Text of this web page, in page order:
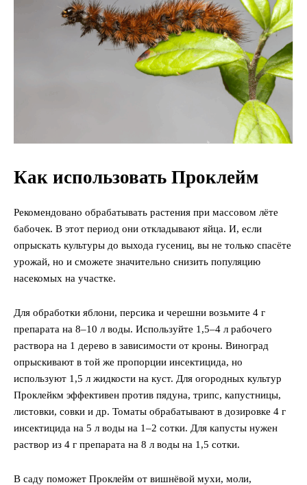
Как использовать Проклейм
Рекомендовано обрабатывать растения при массовом лёте
бабочек. В этот период они откладывают яйца. И, если
опрыскать культуры до выхода гусениц, вы не только спасёте
урожай, но и сможете значительно снизить популяцию
насекомых на участке.
Для обработки яблони, персика и черешни возьмите 4 г
препарата на 8–10 л воды. Используйте 1,5–4 л рабочего
раствора на 1 дерево в зависимости от кроны. Виноград
опрыскивают в той же пропорции инсектицида, но
используют 1,5 л жидкости на куст. Для огородных культур
Проклейкм эффективен против пядуна, трипс, капустницы,
листовки, совки и др. Томаты обрабатывают в дозировке 4 г
инсектицида на 5 л воды на 1–2 сотки. Для капусты нужен
раствор из 4 г препарата на 8 л воды на 1,5 сотки.
В саду поможет Проклейм от вишнёвой мухи, моли,